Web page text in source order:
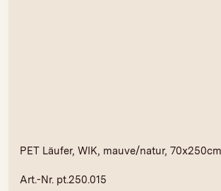
PET Läufer, WIK, mauve/natur,
Art.-Nr. pt.250.015